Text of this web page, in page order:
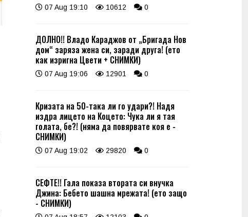
07 Aug 19:10 10612 0
ДОЛНО!! Владо Караджов от „Бригада Нов
дом“ заряза жена си, заради друга! (ето
как изригна Цвети + СНИМКИ)
07 Aug 19:06 12901 0
Кризата на 50-така ли го удари?! Надя
издра лицето на Коцето: Чука ли я тая
голата, бе?! (няма да повярвате коя е -
СНИМКИ)
07 Aug 19:02 29820 0
СЕФТЕ!! Гала показа втората си внучка
Джина: Бебето шашна мрежата! (ето защо
- СНИМКИ)